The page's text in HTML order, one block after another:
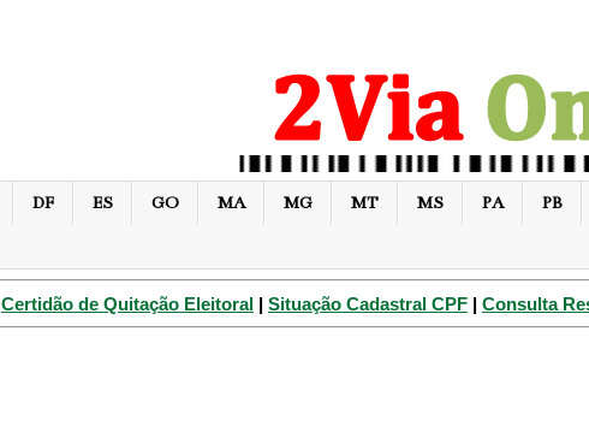
DF ES GO MA MG MT MS PA PB
Certidão de Quitação Eleitoral | Situação Cadastral CPF | Consulta